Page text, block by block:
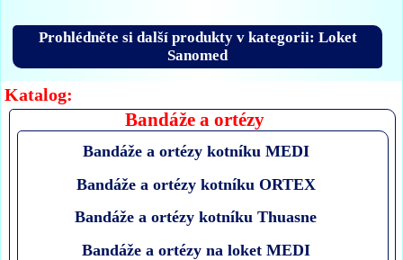
Katalog:
Bandáže a ortézy
Bandáže a ortézy kotníku MEDI
Bandáže a ortézy kotníku ORTEX
Bandáže a ortézy kotníku Thuasne
Bandáže a ortézy na loket MEDI
Prohlédněte si další produkty v kategorii: Loket
Sanomed